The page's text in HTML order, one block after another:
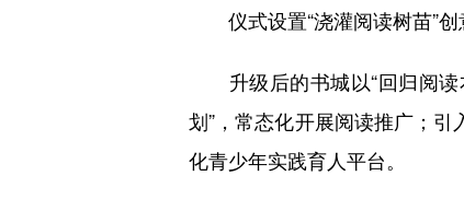
仪式设置“浇灌阅读树苗”创
升级后的书城以“回归阅读
划”，常态化开展阅读推广；
化青少年实践育人平台。